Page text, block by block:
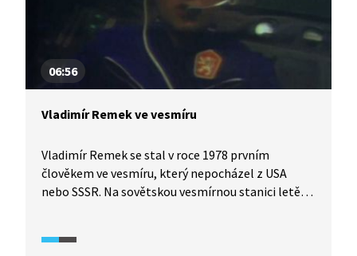
06:56
Vladimír Remek ve vesmíru
Vladimír Remek se stal v roce 1978 prvním
člověkem ve vesmíru, který nepocházel z USA
nebo SSSR. Na sovětskou vesmírnou stanici letěl
se Remek zúčastnil v rámci mezinárodního